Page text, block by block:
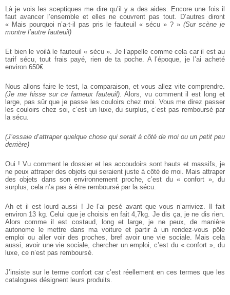
Là je vois les sceptiques me dire qu’il y a des aides. Encore une fois il
faut avancer l’ensemble et elles ne couvrent pas tout. D’autres diront
« Mais pourquoi n’a-t-il pas pris le fauteuil « sécu » ? » (Sur scène je
montre l’autre fauteuil)
Et bien le voilà le fauteuil « sécu ». Je l’appelle comme cela car il est au
tarif sécu, tout frais payé, rien de ta poche. A l’époque, je l’ai acheté
environ 650€.
Nous allons faire le test, la comparaison, et vous allez vite comprendre.
(Je me hisse sur ce fameux fauteuil). Alors, vu comment il est long et
large, pas sûr que je passe les couloirs chez moi. Vous me direz passer
les couloirs chez soi, c’est un luxe, du surplus, c’est pas remboursé par
la sécu.
(J’essaie d’attraper quelque chose qui serait à côté de moi ou un petit peu
derrière)
Oui ! Vu comment le dossier et les accoudoirs sont hauts et massifs, je
ne peux attraper des objets qui seraient juste à côté de moi. Mais attraper
des objets dans son environnement proche, c’est du « confort », du
surplus, cela n’a pas à être remboursé par la sécu.
Ah et il est lourd aussi ! Je l’ai pesé avant que vous n’arriviez. Il fait
environ 13 kg. Celui que je choisis en fait 4,7kg. Je dis ça, je ne dis rien.
Alors comme il est costaud, long et large, je ne peux, de manière
autonome le mettre dans ma voiture et partir à un rendez-vous pôle
emploi ou aller voir des proches, bref avoir une vie sociale. Mais cela
aussi, avoir une vie sociale, chercher un emploi, c’est du « confort », du
luxe, ce n’est pas remboursé.
J’insiste sur le terme confort car c’est réellement en ces termes que les
catalogues désignent leurs produits.